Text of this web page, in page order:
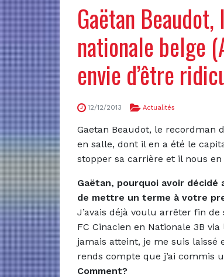
Gaëtan Beaudot,
nationale belge
envie d’être
12/12/2013 Actualités
Gaetan Beaudot, le recordman
en salle, dont il en a été le
stopper sa carrière et il nous
Gaëtan, pourquoi avoir
de mettre un terme à votre
J’avais déjà voulu arrêter fin de
FC Cinacien en Nationale 3B
jamais atteint, je me suis
rends compte que j’ai commis
Comment?